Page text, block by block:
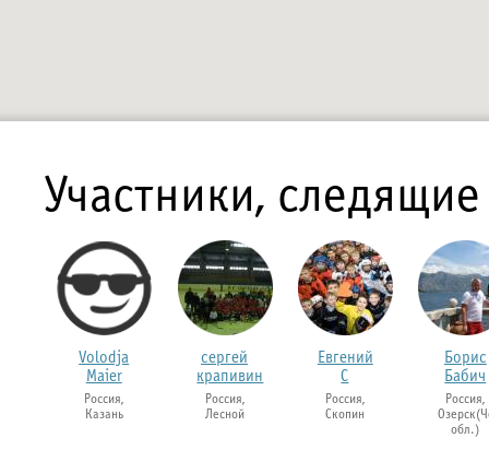
Участники,
Volodja
Maier
Россия,
Казань
сергей
крапивин
Россия,
Лесной
Евгений
С
Россия,
Скопин
Борис
Бабич
Россия,
обл.)